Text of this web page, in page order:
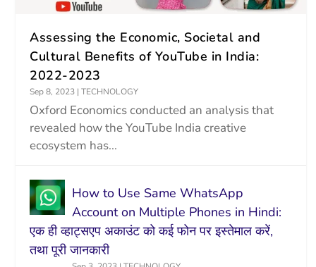
Assessing the Economic, Societal and
Cultural Benefits of YouTube in India:
2022-2023
Sep 8, 2023 |TECHNOLOGY
Oxford Economics conducted an analysis that
revealed how the YouTube India creative
ecosystem has...
How to Use Same WhatsApp
Account on Multiple Phones in Hindi:
एक ही व्हाट्सएप अकाउंट को कई फोन पर इस्तेमाल करें,
तथा पूरी जानकारी